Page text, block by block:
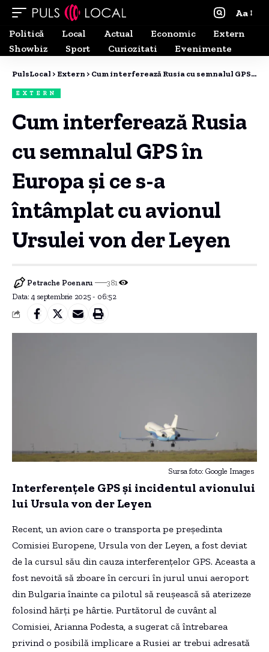
Aa
Politică
Local Actual Economic
Extern
Showbiz
Sport Curiozitati Evenimente
PulsLocal > Extern > Cum interferează Rusia cu semnalul GPS în Europa și ce s-a întâmplat cu avionul Ursulei von der Leyen
EXTERN
Cum interferează Rusia
cu semnalul GPS în
Europa și ce s-a
întâmplat cu avionul
Ursulei von der Leyen
Data: 4 septembrie 2025 - 06:52
Petrache Poenaru 381
Sursa foto: Google Images
Interferențele GPS și incidentul avionului
lui Ursula von der Leyen
Recent, un avion care o transporta pe președinta
Comisiei Europene, Ursula von der Leyen, a fost deviat
de la cursul său din cauza interferențelor GPS. Aceasta a
fost nevoită să zboare în cercuri în jurul unui aeroport
din Bulgaria înainte ca pilotul să reușească să aterizeze
folosind hărți pe hârtie. Purtătorul de cuvânt al
Comisiei, Arianna Podesta, a sugerat că întrebarea
privind o posibilă implicare a Rusiei ar trebui adresată